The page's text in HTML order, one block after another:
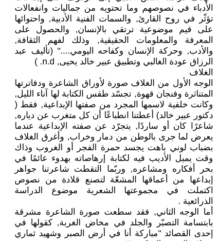
الأدباء في نصوصهم وما تحتويه من جماليات وانفعالات
تؤثّر في روح القارئ, والسمات الفنية الأدبية, واحتوائها
على قيم موضوعية ترتقي بالإنسان, والحصول على
المعرفة والمعلومات الحقيقية, وذلك لفهم الثقافة,
والأدب, وحركة الإنسان وكفاحه اليومي...." (تأليف عبد
الرزاق عودة الغالبي وتطبيق عبير خالد يحيى, n.d. )
الغلاف
الوجه الأول من الغلاف صورة لأوراق الشاعرة ودفاترتها
المتناثرة وفنجان قهوة, تجسّد طقس الكتابة لها آناء الليل,
وكانت خلفية لاسمها المجرد من صفتها الإبداعية, فقط (
دكتور عبير خالد) أعطتنا انطباعًا أن كل متغرب عن دياره,
شاعرًا كان أو ساردًا, يتجرّد عن صفته الإبداعية عندما
يعرض لما جرى بالوطن من دمار وخراب, وأغرق الغلاف
بضباب لوني باهت يجسد حمرة الفجر أو الغروب وذاك
وقت يميل الأديب فيه لكتابة إرهاصاته بهدوء عائمًا في
بحر أفكاره ومشاعره, وربّما التقطت شاعرتنا جواهر
إبداعها من أعماقها المشعّة لتصنع قلادة من نصوص
اكتملت في مجموعتها الشعرية موضوع الدراسة
الذرائعية .
أما الوجه الثاني, فقد سطعت صورة الشاعرة مشرقة
بابتسامة التصبّر والجلد في مخاض الغربة, كقولها في
إحدى القصائد "مباركة أنا في أرض الصبر وشهيد ثماري